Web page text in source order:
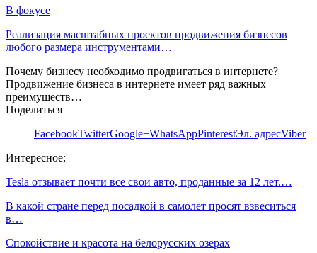
В фокусе
Реализация масштабных проектов продвижения бизнесов
любого размера инструментами…
Почему бизнесу необходимо продвигаться в интернете?
Продвижение бизнеса в интернете имеет ряд важных
преимуществ…
Поделиться
FacebookTwitterGoogle+WhatsAppPinterestЭл. адресViber
Интересное:
Tesla отзывает почти все свои авто, проданные за 12 лет.…
В какой стране перед посадкой в самолет просят взвеситься
в…
Спокойствие и красота на белорусских озерах